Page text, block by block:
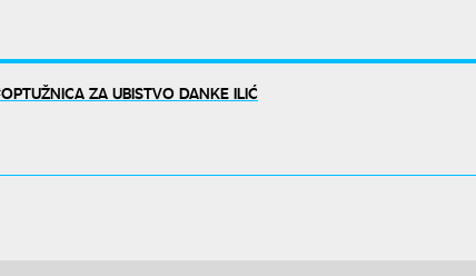
OPTUŽNICA ZA UBISTVO DANKE ILIĆ